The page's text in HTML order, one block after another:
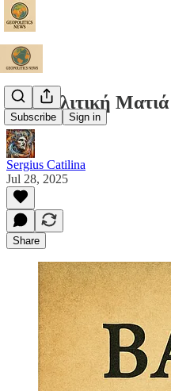
Subscribe Sign in
Γεωπολιτική
Sergius Catilina
Jul 28, 2025
Share